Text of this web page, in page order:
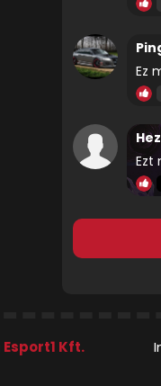
Ez
Ezt
Esport1 Kft.